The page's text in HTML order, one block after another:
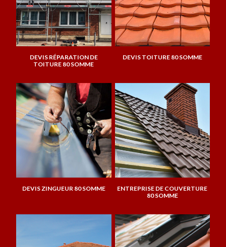
DEVIS RÉPARATION DE
TOITURE 80 SOMME
DEVIS TOITURE 80 SOMME
DEVIS ZINGUEUR 80 SOMME
ENTREPRISE DE COUVERTURE
80 SOMME